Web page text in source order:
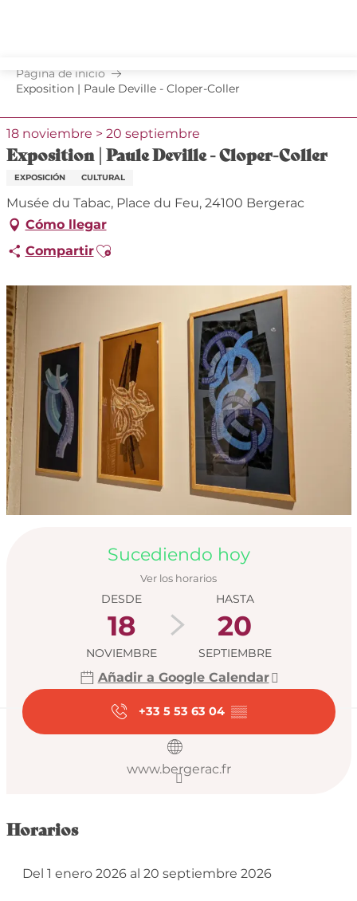
principal
Página de inicio
Exposition | Paule Deville - Cloper-Coller
18 noviembre > 20 septiembre
Exposition | Paule Deville - Cloper-Coller
EXPOSICIÓN CULTURAL
Musée du Tabac, Place du Feu, 24100 Bergerac
Cómo llegar
CompartirAjouter aux favoris
Horarios y datos
Sucediendo hoy
Ver los horarios
DESDE
18
NOVIEMBRE
HASTA
20
SEPTIEMBRE
Añadir a Google Calendar
+33 5 53 63 04 ▒▒
www.bergerac.fr
Horarios
Del 1 enero 2026 al 20 septiembre 2026